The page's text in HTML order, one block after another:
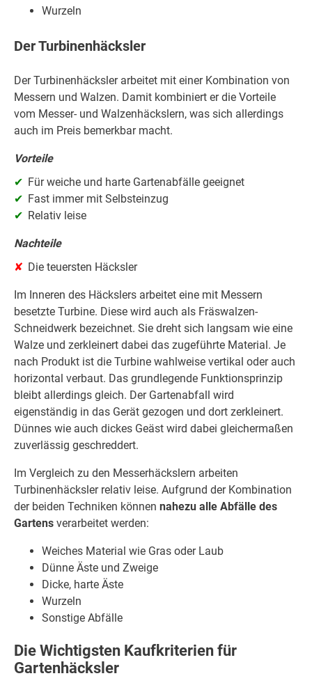
Wurzeln
Der Turbinenhäcksler
Der Turbinenhäcksler arbeitet mit einer Kombination von
Messern und Walzen. Damit kombiniert er die Vorteile
vom Messer- und Walzenhäckslern, was sich allerdings
auch im Preis bemerkbar macht.
Vorteile
Für weiche und harte Gartenabfälle geeignet
Fast immer mit Selbsteinzug
Relativ leise
Nachteile
Die teuersten Häcksler
Im Inneren des Häckslers arbeitet eine mit Messern
besetzte Turbine. Diese wird auch als Fräswalzen-
Schneidwerk bezeichnet. Sie dreht sich langsam wie eine
Walze und zerkleinert dabei das zugeführte Material. Je
nach Produkt ist die Turbine wahlweise vertikal oder auch
horizontal verbaut. Das grundlegende Funktionsprinzip
bleibt allerdings gleich. Der Gartenabfall wird
eigenständig in das Gerät gezogen und dort zerkleinert.
Dünnes wie auch dickes Geäst wird dabei gleichermaßen
zuverlässig geschreddert.
Im Vergleich zu den Messerhäckslern arbeiten
Turbinenhäcksler relativ leise. Aufgrund der Kombination
der beiden Techniken können nahezu alle Abfälle des
Gartens verarbeitet werden:
Weiches Material wie Gras oder Laub
Dünne Äste und Zweige
Dicke, harte Äste
Wurzeln
Sonstige Abfälle
Die Wichtigsten Kaufkriterien für
Gartenhäcksler